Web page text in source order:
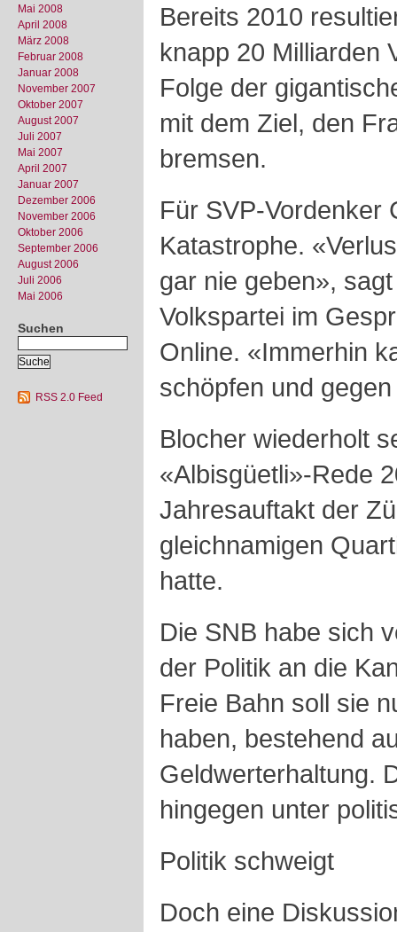
Mai 2008
April 2008
März 2008
Februar 2008
Januar 2008
November 2007
Oktober 2007
August 2007
Juli 2007
Mai 2007
April 2007
Januar 2007
Dezember 2006
November 2006
Oktober 2006
September 2006
August 2006
Juli 2006
Mai 2006
Suchen
RSS 2.0 Feed
Bereits 2010
knapp 20 Milliarden
Folge der
mit dem Ziel, den
bremsen.
Für SVP-Vordenker
Katastrophe.
gar nie geben»,
Volkspartei im
Online. «Immerhin
schöpfen und
Blocher wiederholt
«Albisgüetli»-Rede
Jahresauftakt der
gleichnamigen
hatte.
Die SNB habe sich
der Politik an die
Freie Bahn soll sie
haben, bestehend
Geldwerterhaltung.
hingegen unter
Politik schweigt
Doch eine